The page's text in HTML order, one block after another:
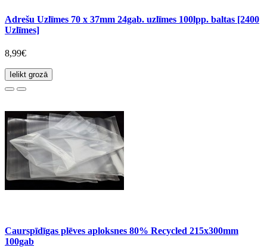
Adrešu Uzlīmes 70 x 37mm 24gab. uzlīmes 100lpp. baltas [2400
Uzlīmes]
8,99€
Ielikt grozā
Caurspīdīgas plēves aploksnes 80% Recycled 215x300mm
100gab